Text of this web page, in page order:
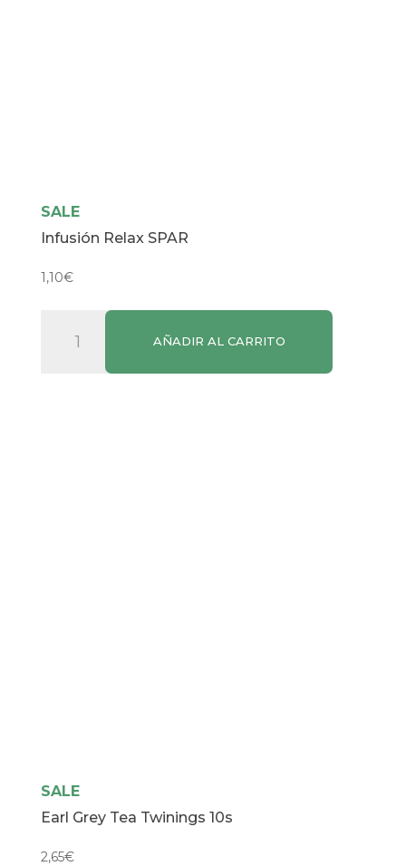
SALE
Infusión Relax SPAR
1,10€
Relax
AÑADIR AL CARRITO
SALE
Earl Grey Tea Twinings 10s
2,65€